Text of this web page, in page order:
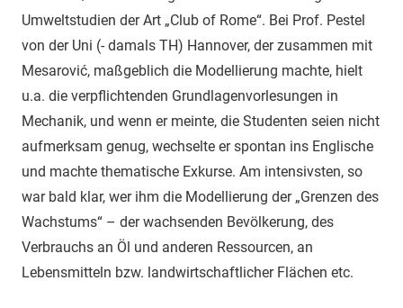
Umweltstudien der Art „Club of Rome“. Bei Prof. Pestel
von der Uni (- damals TH) Hannover, der zusammen mit
Mesarović, maßgeblich die Modellierung machte, hielt
u.a. die verpflichtenden Grundlagenvorlesungen in
Mechanik, und wenn er meinte, die Studenten seien nicht
aufmerksam genug, wechselte er spontan ins Englische
und machte thematische Exkurse. Am intensivsten, so
war bald klar, wer ihm die Modellierung der „Grenzen des
Wachstums“ – der wachsenden Bevölkerung, des
Verbrauchs an Öl und anderen Ressourcen, an
Lebensmitteln bzw. landwirtschaftlicher Flächen etc.